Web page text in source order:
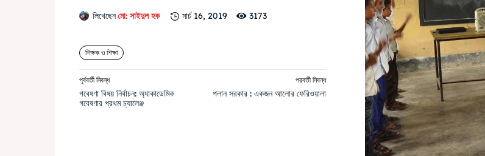
লিখেছেনমো: সাইদুল হক মার্চ 16, 2019 3173
শিক্ষক ও শিক্ষা
পূর্ববর্তী নিবন্ধ
গবেষণা বিষয় নির্বাচন: অ্যাকাডেমিক
গবেষণার প্রথম চ্যালেঞ্জ
পরবর্তী নিবন্ধ
পলান সরকার : একজন আলোর ফেরিওয়ালা